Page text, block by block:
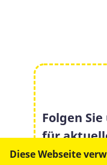
Folgen
für
Diese Webseite